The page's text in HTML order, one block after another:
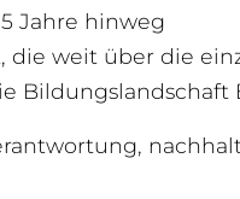
Jahre hinweg
die weit über die
Bildungslandschaft